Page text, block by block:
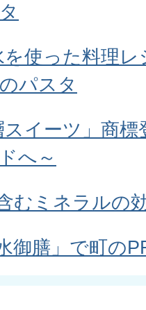
を使った料理
パスタ
イーツ」商
へ～
むミネラルの
御膳」で町の